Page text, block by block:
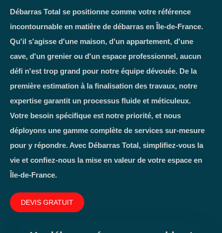
Débarras Total se positionne comme votre référence
incontournable en matière de débarras en Île-de-France.
Qu'il s'agisse d'une maison, d'un appartement, d'une
cave, d'un grenier ou d'un espace professionnel, aucun
défi n'est trop grand pour notre équipe dévouée. De la
première estimation à la finalisation des travaux, notre
expertise garantit un processus fluide et méticuleux.
Votre besoin spécifique est notre priorité, et nous
déployons une gamme complète de services sur-mesure
pour y répondre. Avec Débarras Total, simplifiez-vous la
vie et confiez-nous la mise en valeur de votre espace en
Île-de-France.
DEVIS GRATUIT